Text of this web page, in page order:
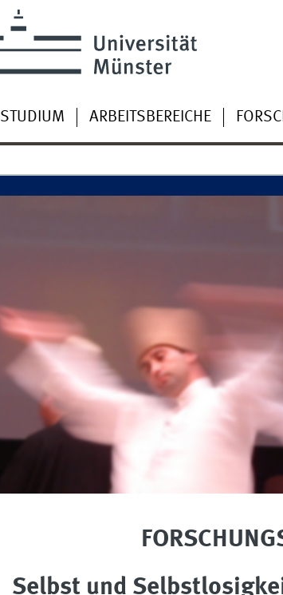
STUDIUM ARBEITSBEREICHE
Selbst und